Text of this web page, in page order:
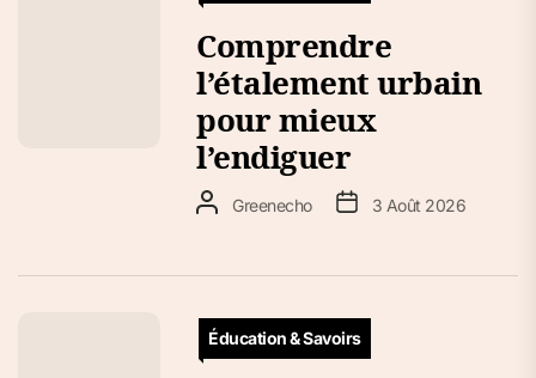
Comprendre
l’étalement urbain
pour mieux
l’endiguer
Greenecho 3 Août 2026
Éducation & Savoirs